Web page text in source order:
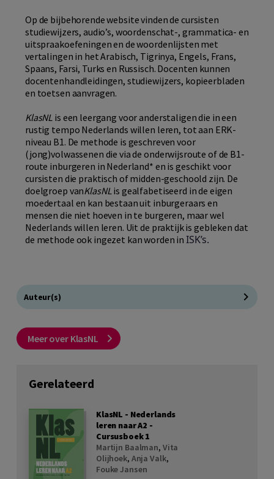
Op de bijbehorende website vinden de cursisten
studiewijzers, audio’s, woordenschat-, grammatica- en
uitspraakoefeningen en de woordenlijsten met
vertalingen in het Arabisch, Tigrinya, Engels, Frans,
Spaans, Farsi, Turks en Russisch. Docenten kunnen
docentenhandleidingen, studiewijzers, kopieerbladen
en toetsen aanvragen.
KlasNL is een leergang voor anderstaligen die in een
rustig tempo Nederlands willen leren, tot aan ERK-
niveau B1. De methode is geschreven voor
(jong)volwassenen die via de onderwijsroute of de B1-
route inburgeren in Nederland* en is geschikt voor
cursisten die praktisch of midden-geschoold zijn. De
doelgroep vanKlasNLis gealfabetiseerd in de eigen
moedertaal en kan bestaan uit inburgeraars en
mensen die niet hoeven in te burgeren, maar wel
Nederlands willen leren. Uit de praktijk is gebleken dat
de methode ook ingezet kan worden in ISK’s.
Auteur(s)
Meer over KlasNL
Gerelateerd
KlasNL - Nederlands
leren naar A2 -
Cursusboek 1
Martijn Baalman, Vita
Olijhoek, Anja Valk,
Fouke Jansen